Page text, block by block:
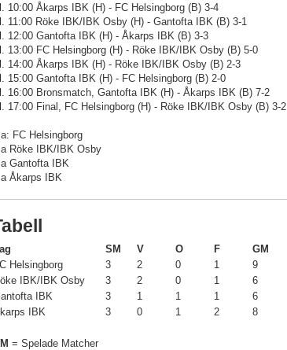
10:00 Åkarps IBK (H) - FC Helsingborg (B) 3-4
11:00 Röke IBK/IBK Osby (H) - Gantofta IBK (B) 3-1
12:00 Gantofta IBK (H) - Åkarps IBK (B) 3-3
13:00 FC Helsingborg (H) - Röke IBK/IBK Osby (B) 5-0
14:00 Åkarps IBK (H) - Röke IBK/IBK Osby (B) 2-3
15:00 Gantofta IBK (H) - FC Helsingborg (B) 2-0
16:00 Bronsmatch, Gantofta IBK (H) - Åkarps IBK (B) 7-2
17:00 Final, FC Helsingborg (H) - Röke IBK/IBK Osby (B) 3-2
FC Helsingborg
Röke IBK/IBK Osby
Gantofta IBK
Åkarps IBK
SM V O F GM
Helsingborg
3 2 0 1 9
IBK/IBK Osby
3 2 0 1 6
IBK
3 1 1 1 6
IBK
3 0 1 2 8
= Spelade Matcher